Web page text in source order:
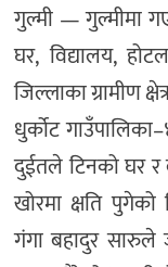
गुल्मी — गुल्मीमा
घर, विद्यालय,
जिल्लाका ग्रामीण
धुर्कोट
दुईतले टिनको घर र
खोरमा क्षति पुगेको
गंगा बहादुर सारुले